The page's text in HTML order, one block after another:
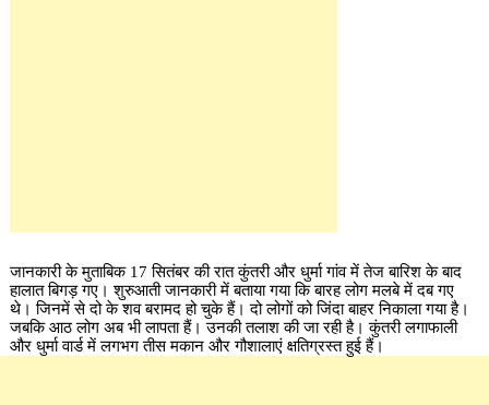
जानकारी के मुताबिक 17 सितंबर की रात कुंतरी और धुर्मा गांव में तेज बारिश के बाद
हालात बिगड़ गए। शुरुआती जानकारी में बताया गया कि बारह लोग मलबे में दब गए
थे। जिनमें से दो के शव बरामद हो चुके हैं। दो लोगों को जिंदा बाहर निकाला गया है।
जबकि आठ लोग अब भी लापता हैं। उनकी तलाश की जा रही है। कुंतरी लगाफाली
और धुर्मा वार्ड में लगभग तीस मकान और गौशालाएं क्षतिग्रस्त हुई हैं।